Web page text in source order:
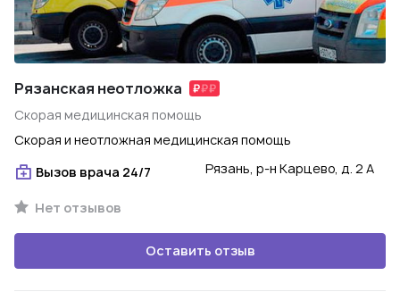
Рязанская неотложка
Скорая медицинская помощь
Скорая и неотложная медицинская помощь
Вызов врача 24/7
Рязань, р-н Карцево, д. 2 А
Нет отзывов
Оставить отзыв